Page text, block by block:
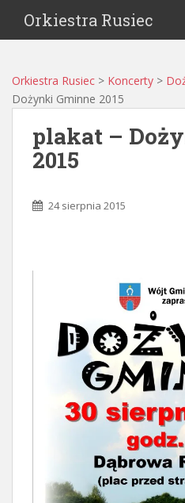
Orkiestra Rusiec
Orkiestra Rusiec > Koncerty >
Dożynki Gminne 2015
plakat –
2015
24 sierpnia 2015